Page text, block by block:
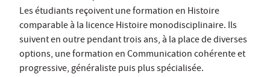
Les étudiants reçoivent une formation en Histoire
comparable à la licence Histoire monodisciplinaire. Ils
suivent en outre pendant trois ans, à la place de diverses
options, une formation en Communication cohérente et
progressive, généraliste puis plus spécialisée.